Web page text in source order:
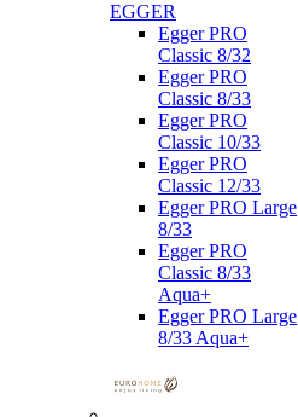
EGGER
Egger PRO
Classic 8/32
Egger PRO
Classic 8/33
Egger PRO
Classic 10/33
Egger PRO
Classic 12/33
Egger PRO Large
8/33
Egger PRO
Classic 8/33
Aqua+
Egger PRO Large
8/33 Aqua+